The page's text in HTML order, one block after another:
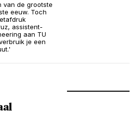
van de grootste
eeuw. Toch
assistent-
aan TU
je een